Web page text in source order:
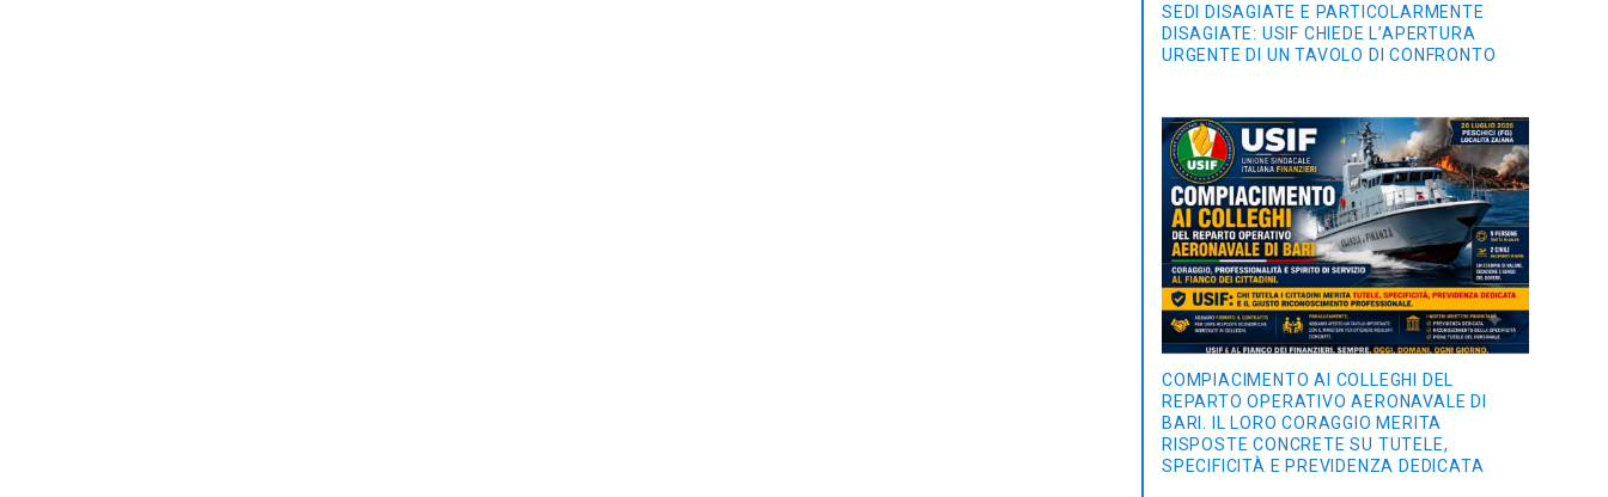
SEDI DISAGIATE E PARTICOLARMENTE
DISAGIATE: USIF CHIEDE L’APERTURA
URGENTE DI UN TAVOLO DI CONFRONTO
COMPIACIMENTO AI COLLEGHI DEL
REPARTO OPERATIVO AERONAVALE DI
BARI. IL LORO CORAGGIO MERITA
RISPOSTE CONCRETE SU TUTELE,
SPECIFICITÀ E PREVIDENZA DEDICATA